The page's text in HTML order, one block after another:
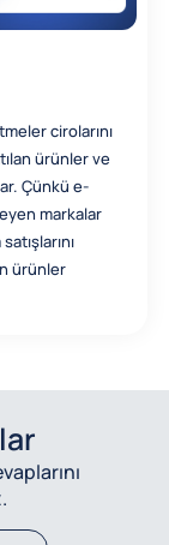
cirolarını
ürünler ve
Çünkü e-
markalar
ürünler